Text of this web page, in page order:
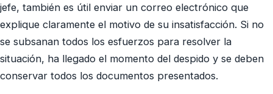
jefe, también es útil enviar un correo electrónico que
explique claramente el motivo de su insatisfacción. Si no
se subsanan todos los esfuerzos para resolver la
situación, ha llegado el momento del despido y se deben
conservar todos los documentos presentados.